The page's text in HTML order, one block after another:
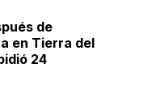
de
en Tierra del
24